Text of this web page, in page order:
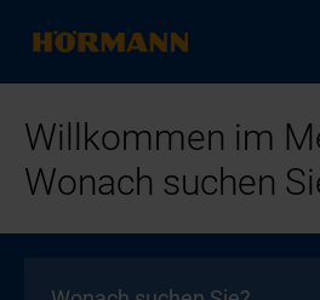
Willkommen im
Wonach suchen